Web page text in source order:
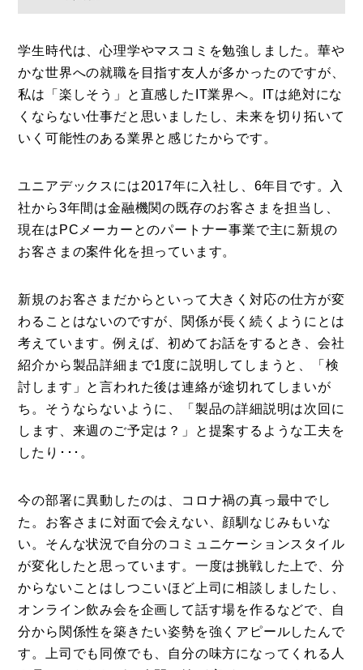
コラム
特集
トピックス
Photos
登録
お問い合わせ
学生時代は、心理学やマスコミを勉強しました。華や
かな世界への就職を目指す友人が多かったのですが、
私は「楽しそう」と直感したIT業界へ。ITは絶対にな
くならない仕事だと思いましたし、未来を切り拓いて
いく可能性のある業界と感じたからです。
ユニアデックスには2017年に入社し、6年目です。入
社から3年間は金融機関の既存のお客さまを担当し、
現在はPCメーカーとのパートナー事業で主に新規の
お客さまの案件化を担っています。
新規のお客さまだからといって大きく対応の仕方が変
わることはないのですが、関係が長く続くようにとは
考えています。例えば、初めてお話をするとき、会社
紹介から製品詳細まで1度に説明してしまうと、「検
討します」と言われた後は連絡が途切れてしまいが
ち。そうならないように、「製品の詳細説明は次回に
します、来週のご予定は？」と提案するような工夫を
したり･･･。
今の部署に異動したのは、コロナ禍の真っ最中でし
た。お客さまに対面で会えない、顔馴なじみもいな
い。そんな状況で自分のコミュニケーションスタイル
が変化したと思っています。一度は挑戦した上で、分
からないことはしつこいほど上司に相談しましたし、
オンライン飲み会を企画して話す場を作るなどで、自
分から関係性を築きたい姿勢を強くアピールしたんで
す。上司でも同僚でも、自分の味方になってくれる人